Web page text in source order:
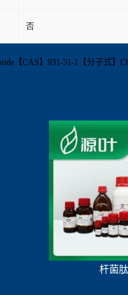
否
【CAS】931-51-1【分子式
杆菌